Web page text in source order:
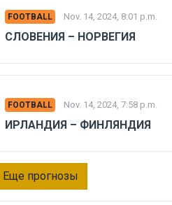
FOOTBALL Nov. 14, 2024, 8:01 p.m.
СЛОВЕНИЯ – НОРВЕГИЯ
FOOTBALL Nov. 14, 2024, 7:58 p.m.
ИРЛАНДИЯ – ФИНЛЯНДИЯ
Еще прогнозы